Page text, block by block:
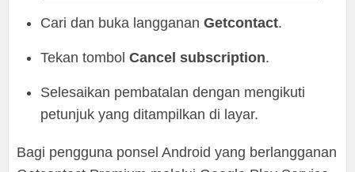
Cari dan buka langgananGetcontact.
Tekan tombolCancel subscription.
Selesaikan pembatalan dengan mengikuti
petunjuk yang ditampilkan di layar.
Bagi pengguna ponsel Android yang berlangganan